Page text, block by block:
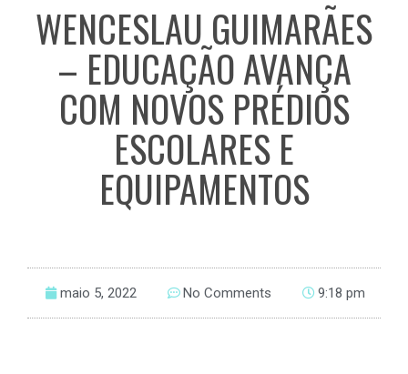
WENCESLAU GUIMARÃES
– EDUCAÇÃO AVANÇA
COM NOVOS PRÉDIOS
ESCOLARES E
EQUIPAMENTOS
maio 5, 2022 No Comments 9:18 pm